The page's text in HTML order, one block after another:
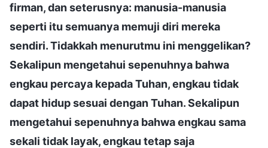
firman, dan seterusnya: manusia-manusia
seperti itu semuanya memuji diri mereka
sendiri. Tidakkah menurutmu ini menggelikan?
Sekalipun mengetahui sepenuhnya bahwa
engkau percaya kepada Tuhan, engkau tidak
dapat hidup sesuai dengan Tuhan. Sekalipun
mengetahui sepenuhnya bahwa engkau sama
sekali tidak layak, engkau tetap saja